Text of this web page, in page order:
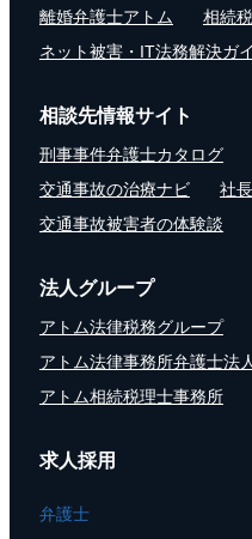
離婚弁護士アトム
相続
ネット被害・IT法務解決ガ
相談先情報サイト
刑事事件弁護士カタログ
交通事故の治療ナビ
社
交通事故被害者の体験談
法人グループ
アトム法律税務グループ
アトム法律事務所弁護士法人
アトム相続税理士事務所
求人採用
弁護士